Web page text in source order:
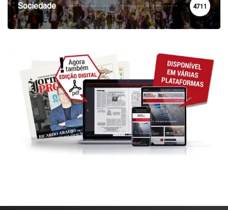
Sociedade 4711